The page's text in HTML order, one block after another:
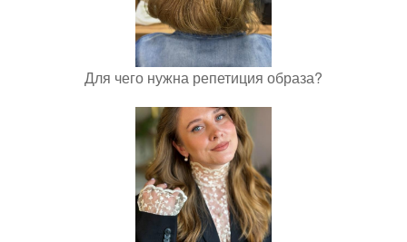
Для чего нужна репетиция образа?